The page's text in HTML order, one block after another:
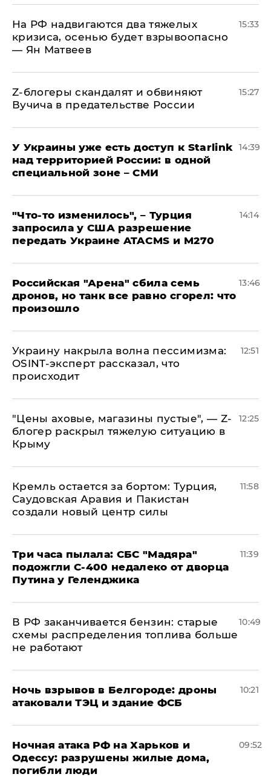
На РФ надвигаются два тяжелых
кризиса, осенью будет взрывоопасно
— Ян Матвеев
15:33
Z-блогеры скандалят и обвиняют
Вучича в предательстве России
15:27
У Украины уже есть доступ к Starlink
над территорией России: в одной
специальной зоне – СМИ
14:39
​"Что-то изменилось", – Турция
запросила у США разрешение
передать Украине ATACMS и M270
14:14
​Российская "Арена" сбила семь
дронов, но танк все равно сгорел: что
произошло
13:46
​Украину накрыла волна пессимизма:
OSINT-эксперт рассказал, что
происходит
12:51
​"Цены аховые, магазины пустые", — Z-
блогер раскрыл тяжелую ситуацию в
Крыму
12:25
​Кремль остается за бортом: Турция,
Саудовская Аравия и Пакистан
создали новый центр силы
11:58
Три часа пылала: СБС "Мадяра"
подожгли С-400 недалеко от дворца
Путина у Геленджика
11:39
​В РФ заканчивается бензин: старые
схемы распределения топлива больше
не работают
10:49
​Ночь взрывов в Белгороде: дроны
атаковали ТЭЦ и здание ФСБ
10:21
​Ночная атака РФ на Харьков и
Одессу: разрушены жилые дома,
погибли люди
09:52